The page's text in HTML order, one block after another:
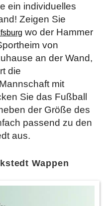
ein individuelles
Zeigen Sie
wo der Hammer
von
an der Wand,
die
mit
Sie das Fußball
der Größe des
passend zu den
aus.
Wappen